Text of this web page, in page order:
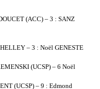
(ACC) – 3 : SANZ
– 3 : Noël GENESTE
(UCSP) – 6 Noël
(UCSP) – 9 : Edmond